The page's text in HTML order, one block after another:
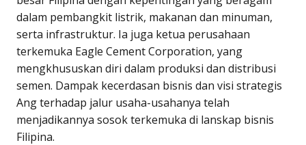
dalam pembangkit listrik, makanan dan minuman,
serta infrastruktur. Ia juga ketua perusahaan
terkemuka Eagle Cement Corporation, yang
mengkhususkan diri dalam produksi dan distribusi
semen. Dampak kecerdasan bisnis dan visi strategis
Ang terhadap jalur usaha-usahanya telah
menjadikannya sosok terkemuka di lanskap bisnis
Filipina.